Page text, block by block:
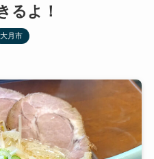
るよ！
大月市